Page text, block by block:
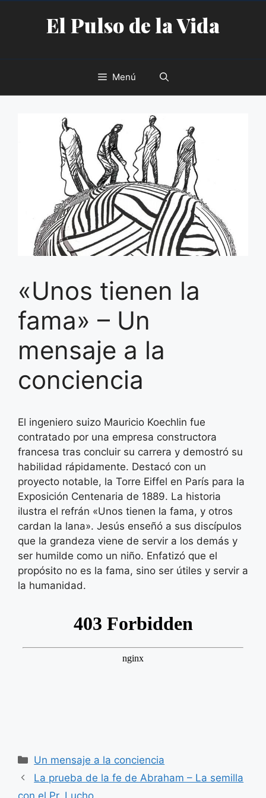
contenidoEl Pulso de la Vida
Menú
«Unos tienen la
fama» – Un
mensaje a la
conciencia
El ingeniero suizo Mauricio Koechlin fue
contratado por una empresa constructora
francesa tras concluir su carrera y demostró su
habilidad rápidamente. Destacó con un
proyecto notable, la Torre Eiffel en París para la
Exposición Centenaria de 1889. La historia
ilustra el refrán «Unos tienen la fama, y otros
cardan la lana». Jesús enseñó a sus discípulos
que la grandeza viene de servir a los demás y
ser humilde como un niño. Enfatizó que el
propósito no es la fama, sino ser útiles y servir a
la humanidad.
Categorías
Un mensaje a la conciencia
La prueba de la fe de Abraham – La semilla